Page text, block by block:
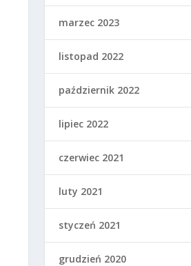
marzec 2023
listopad 2022
październik 2022
lipiec 2022
czerwiec 2021
luty 2021
styczeń 2021
grudzień 2020